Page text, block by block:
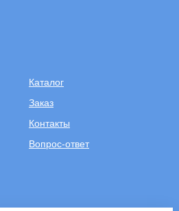
Каталог
Заказ
Контакты
Вопрос-ответ